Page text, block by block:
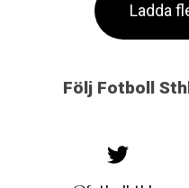
Ladda
Följ Fotboll